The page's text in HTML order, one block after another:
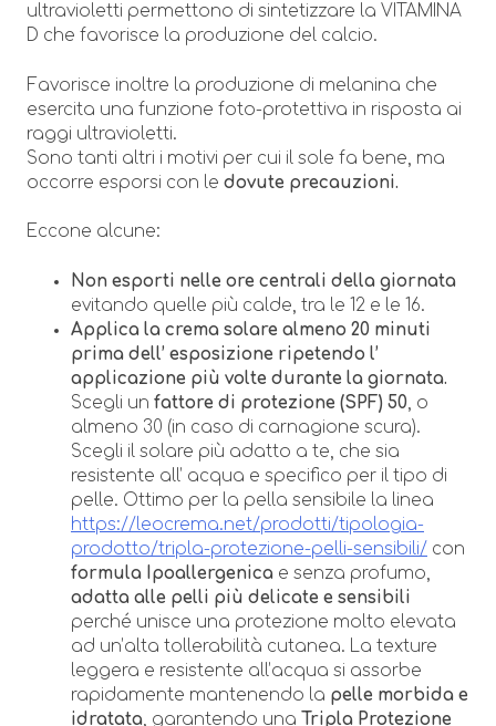
ultravioletti permettono di sintetizzare la VITAMINA
D che favorisce la produzione del calcio.
Favorisce inoltre la produzione di melanina che
esercita una funzione foto-protettiva in risposta ai
raggi ultravioletti.
Sono tanti altri i motivi per cui il sole fa bene, ma
occorre esporsi con le dovute precauzioni.
Eccone alcune:
Non esporti nelle ore centrali della giornata
evitando quelle più calde, tra le 12 e le 16.
Applica la crema solare almeno 20 minuti
prima dell’ esposizione ripetendo l’
applicazione più volte durante la giornata.
Scegli un fattore di protezione (SPF) 50, o
almeno 30 (in caso di carnagione scura).
Scegli il solare più adatto a te, che sia
resistente all’ acqua e specifico per il tipo di
pelle. Ottimo per la pella sensibile la linea
https://leocrema.net/prodotti/tipologia-
prodotto/tripla-protezione-pelli-sensibili/ con
formula Ipoallergenica e senza profumo,
adatta alle pelli più delicate e sensibili
perché unisce una protezione molto elevata
ad un’alta tollerabilità cutanea. La texture
leggera e resistente all’acqua si assorbe
rapidamente mantenendo la pelle morbida e
idratata, garantendo una Tripla Protezione